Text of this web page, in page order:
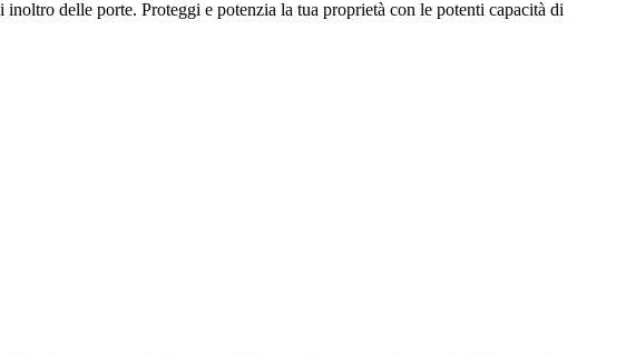
delle porte. Proteggi e potenzia la tua proprietà con le potenti capacità di